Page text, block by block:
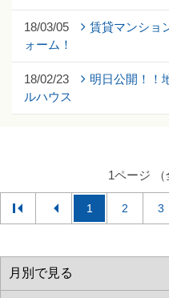
18/03/05
賃貸マンショ
ォーム！
18/02/23
明日公開！！
ルハウス
1ページ （
1 2 3